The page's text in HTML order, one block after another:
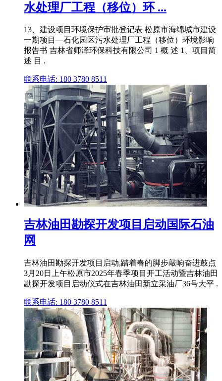
水处理厂工程（移位）环 ...
13、建设项目环境保护审批登记表 松原市海绵城市建设
一期项目—石化园区污水处理厂工程（移位）环境影响
报告书 吉林省师泽环保科技有限公司 1 概 述 1、项目简
述 目 .
联系电话: 180 3780 8511
吉林油田勘探开发项目启动国际石油
网
吉林油田勘探开发项目启动,踏着春的脚步敲响奋进鼓点
3月20日上午松原市2025年春季项目开工活动暨吉林油田
勘探开发项目启动仪式在吉林油田新立采油厂36号大平 .
联系电话: 180 3780 8511